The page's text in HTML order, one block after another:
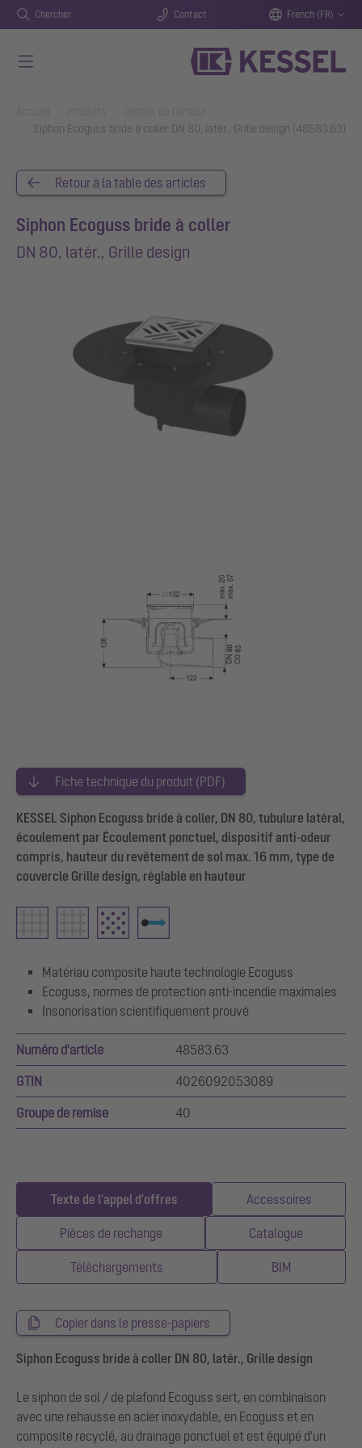
Chercher Contact French (FR)
Siphon Ecoguss bride à coller DN 80, latér., Grille design (48583.63)
Retour à la table des articles
Siphon Ecoguss bride à coller
DN 80, latér., Grille design
Fiche technique du produit (PDF)
KESSEL Siphon Ecoguss bride à coller, DN 80, tubulure latéral,
écoulement par Écoulement ponctuel, dispositif anti-odeur
compris, hauteur du revêtement de sol max. 16 mm, type de
couvercle Grille design, réglable en hauteur
Matériau composite haute technologie Ecoguss
Ecoguss, normes de protection anti-incendie maximales
Insonorisation scientifiquement prouvé
Numéro d'article 48583.63
GTIN 4026092053089
Groupe de remise 40
Texte de l'appel d'offres Accessoires
Pièces de rechange Catalogue
Téléchargements BIM
Copier dans le presse-papiers
Siphon Ecoguss bride à coller DN 80, latér., Grille design
Le siphon de sol / de plafond Ecoguss sert, en combinaison
avec une rehausse en acier inoxydable, en Ecoguss et en
composite recyclé, au drainage ponctuel et est équipé d'un